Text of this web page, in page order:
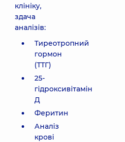
клініку,
здача
аналізів:
Тиреотропний
гормон
(ТТГ)
25-
гідроксивітамін
Д
Феритин
Аналіз
крові